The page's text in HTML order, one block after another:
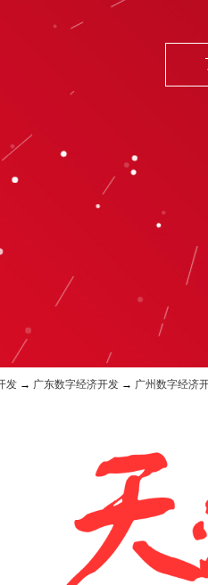
发 → 广东数字经济开发 → 广州数字经济